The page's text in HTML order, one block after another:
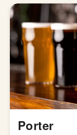
なんでルーベンス
くの受賞で認め
しむことができ
まで、多くの銘
Porter